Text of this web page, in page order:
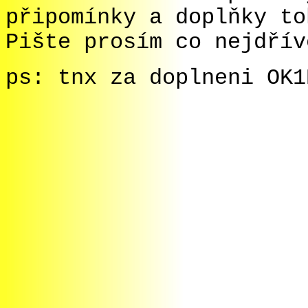
připomínky a doplňky
Pište prosím co
ps: tnx za doplneni